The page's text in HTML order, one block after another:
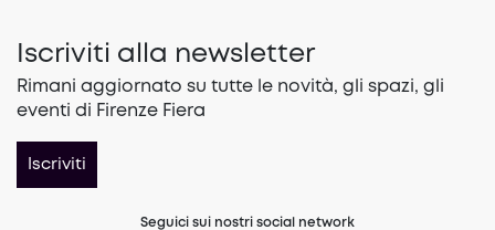
Iscriviti alla newsletter
Rimani aggiornato su tutte le novità, gli spazi, gli
eventi di Firenze Fiera
Iscriviti
Seguici sui nostri social network